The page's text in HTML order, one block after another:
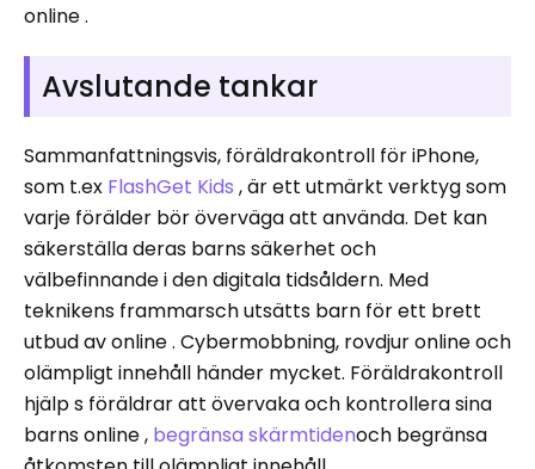
online .
Avslutande tankar
Sammanfattningsvis, föräldrakontroll för iPhone,
som t.ex FlashGet Kids , är ett utmärkt verktyg som
varje förälder bör överväga att använda. Det kan
säkerställa deras barns säkerhet och
välbefinnande i den digitala tidsåldern. Med
teknikens frammarsch utsätts barn för ett brett
utbud av online . Cybermobbning, rovdjur online och
olämpligt innehåll händer mycket. Föräldrakontroll
hjälp s föräldrar att övervaka och kontrollera sina
barns online , begränsa skärmtidenoch begränsa